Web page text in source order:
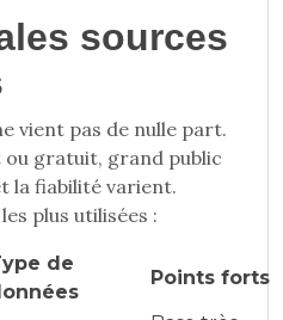
sources
vient pas de nulle part.
ou gratuit, grand public
la fiabilité varient.
plus utilisées :
de
Points forts